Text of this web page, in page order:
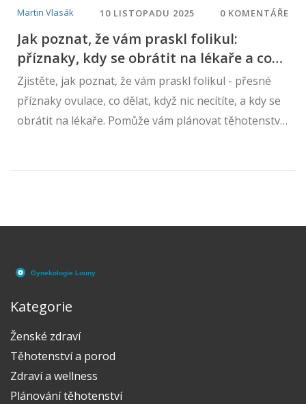
Martin Vlasák 10 LISTOPADU 2025 0 KOMENTÁŘE
Jak poznat, že vám praskl folikul:
příznaky, kdy se obrátit na lékaře a co
dál
Zjistěte, jak poznat, že vám praskl folikul - přesné
příznaky ovulace, co dělat, když nic necítíte, a kdy se
obrátit na lékaře. Pomůže vám plánovat těhotenství
Kategorie
Ženské zdraví
Těhotenství a porod
Zdraví a wellness
Plánování těhotenství